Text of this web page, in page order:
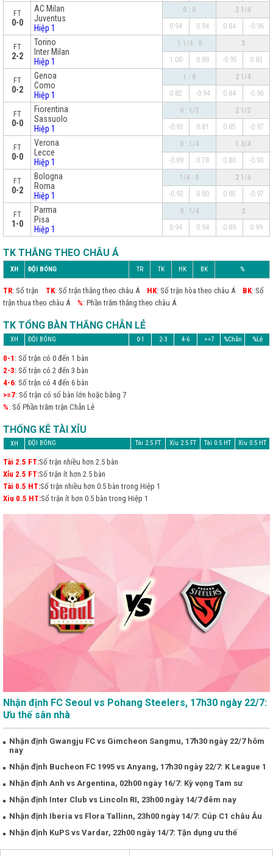
FT
0-0
AC Milan
Juventus
Hiệp 1
0 : 0
2 1/4
0.94
0.94 0.84 -0.96
FT
2-2
Torino
Inter Milan
Hiệp 1
1 1/4 : 0
3
1.00
0.88 -0.95 0.83
FT
0-2
Genoa
Como
Hiệp 1
1 : 0
2 1/4
0.82
-0.94 0.84 -0.96
FT
0-0
Fiorentina
Sassuolo
Hiệp 1
0 : 1/2
2 1/2
-0.93
0.81 0.85 -0.97
FT
0-0
Verona
Lecce
Hiệp 1
0 : 1/4
1 3/4
-0.89
0.78 0.80 -0.93
FT
0-2
Bologna
Roma
Hiệp 1
1/4 : 0
2 1/4
-0.93
0.80 0.85 -0.97
FT
1-0
Parma
Pisa
Hiệp 1
0 : 1/4
2
0.94
0.94 0.89 0.99
TK THẮNG THEO CHÂU Á
XH ĐỘI BÓNG TR TK HK BK %
TR: Số trận TK: Số trận thắng theo châu Á HK: Số trận hòa theo châu Á BK: Số
trận thua theo châu Á %: Phần trăm thắng theo châu Á
TK TỔNG BÀN THẮNG CHẴN LẺ
XH ĐỘI BÓNG 0-1 2-3 4-6 >=7 %Chẵn %Lẻ
0-1 : Số trận có 0 đến 1 bàn
2-3: Số trận có 2 đến 3 bàn
4-6: Số trận có 4 đến 6 bàn
>=7: Số trận có số bàn lớn hoặc bằng 7
%: Số Phần trăm trận Chẵn Lẻ
THỐNG KÊ TÀI XỈU
XH ĐỘI BÓNG Tài 2.5 FT Xỉu 2.5 FT Tài 0.5 HT Xỉu 0.5 HT
Tài 2.5 FT:Số trận nhiều hơn 2.5 bàn
Xỉu 2.5 FT:Số trận ít hơn 2.5 bàn
Tài 0.5 HT:Số trận nhiều hơn 0.5 bàn trong Hiệp 1
Xiu 0.5 HT:Số trận ít hơn 0.5 bàn trong Hiệp 1
Nhận định FC Seoul vs Pohang Steelers, 17h30 ngày 22/7:
Ưu thế sân nhà
Nhận định Gwangju FC vs Gimcheon Sangmu, 17h30 ngày 22/7 hôm
nay
Nhận định Bucheon FC 1995 vs Anyang, 17h30 ngày 22/7: K League 1
Nhận định Anh vs Argentina, 02h00 ngày 16/7: Kỳ vọng Tam sư
Nhận định Inter Club vs Lincoln RI, 23h00 ngày 14/7 đêm nay
Nhận định Iberia vs Flora Tallinn, 23h00 ngày 14/7: Cúp C1 châu Âu
Nhận định KuPS vs Vardar, 22h00 ngày 14/7: Tận dụng ưu thế